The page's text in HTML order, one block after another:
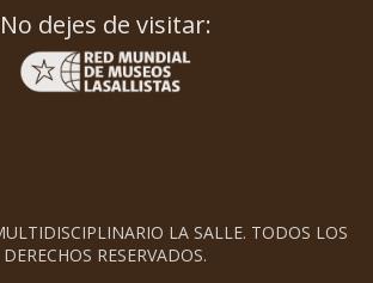
No dejes de visitar:
LA SALLE. TODOS LOS
DERECHOS RESERVADOS.